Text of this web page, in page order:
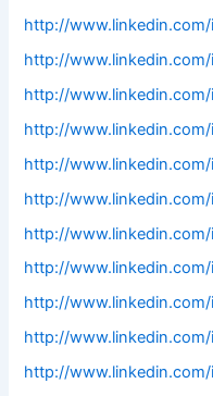
http://
http://
http://
http://
http://
http://
http://
http://
http://
http://
http://